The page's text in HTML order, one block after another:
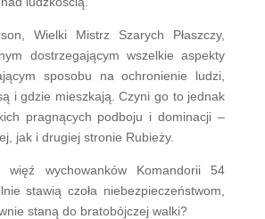
Wielki Mistrz Szarych Płaszczy,
dostrzegającym wszelkie aspekty
sposobu na ochronienie ludzi,
i gdzie mieszkają. Czyni go to jednak
pragnących podboju i dominacji –
jak i drugiej stronie Rubieży.
więź wychowanków Komandorii 54
stawią czoła niebezpieczeństwom,
staną do bratobójczej walki?